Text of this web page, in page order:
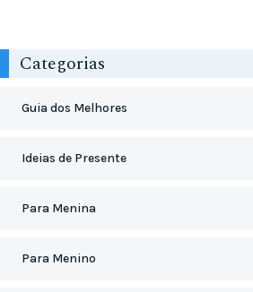
Categorias
Guia dos Melhores
Ideias de Presente
Para Menina
Para Menino